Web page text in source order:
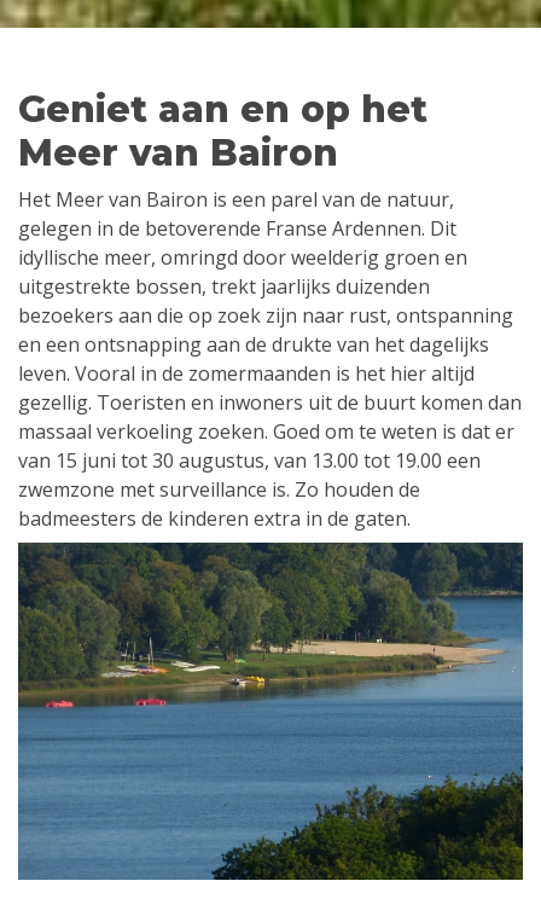
Geniet aan en op het
Meer van Bairon
Het Meer van Bairon is een parel van de natuur,
gelegen in de betoverende Franse Ardennen. Dit
idyllische meer, omringd door weelderig groen en
uitgestrekte bossen, trekt jaarlijks duizenden
bezoekers aan die op zoek zijn naar rust, ontspanning
en een ontsnapping aan de drukte van het dagelijks
leven. Vooral in de zomermaanden is het hier altijd
gezellig. Toeristen en inwoners uit de buurt komen dan
massaal verkoeling zoeken. Goed om te weten is dat er
van 15 juni tot 30 augustus, van 13.00 tot 19.00 een
zwemzone met surveillance is. Zo houden de
badmeesters de kinderen extra in de gaten.